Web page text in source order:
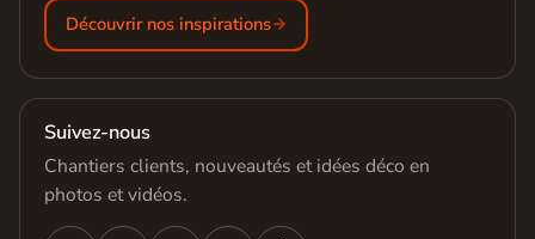
Découvrir nos inspirations
Suivez-nous
Chantiers clients, nouveautés et idées déco en
photos et vidéos.